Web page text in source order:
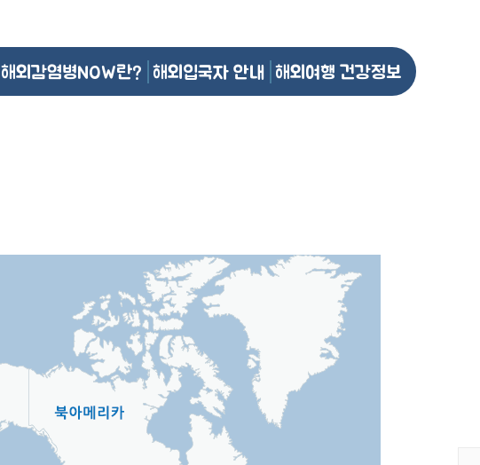
해외감염병NOW란? 해외입국자 안내 해외여행 건강정보